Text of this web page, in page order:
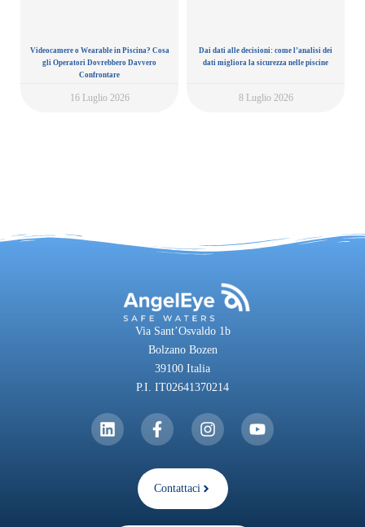
Videocamere o Wearable in Piscina? Cosa
gli Operatori Dovrebbero Davvero
Confrontare
16 Luglio 2026
Dai dati alle decisioni: come l’analisi dei
dati migliora la sicurezza nelle piscine
8 Luglio 2026
Via Sant’Osvaldo 1b
Bolzano Bozen
39100 Italia
P.I. IT02641370214
Contattaci